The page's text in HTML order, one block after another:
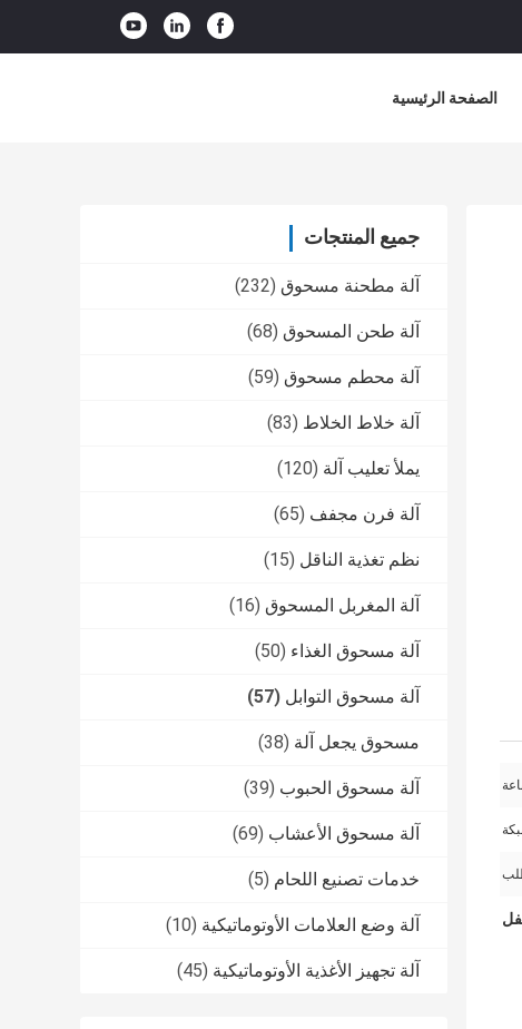
الصفحة الرئيسية
جميع المنتجات
آلة مطحنة مسحوق (232)
آلة طحن المسحوق (68)
آلة محطم مسحوق (59)
آلة خلاط الخلاط (83)
يملأ تعليب آلة (120)
آلة فرن مجفف (65)
نظم تغذية الناقل (15)
آلة المغربل المسحوق (16)
آلة مسحوق الغذاء (50)
آلة مسحوق التوابل (57)
مسحوق يجعل آلة (38)
آلة مسحوق الحبوب (39)
آلة مسحوق الأعشاب (69)
خدمات تصنيع اللحام (5)
آلة وضع العلامات الأوتوماتيكية (10)
آلة تجهيز الأغذية الأوتوماتيكية (45)